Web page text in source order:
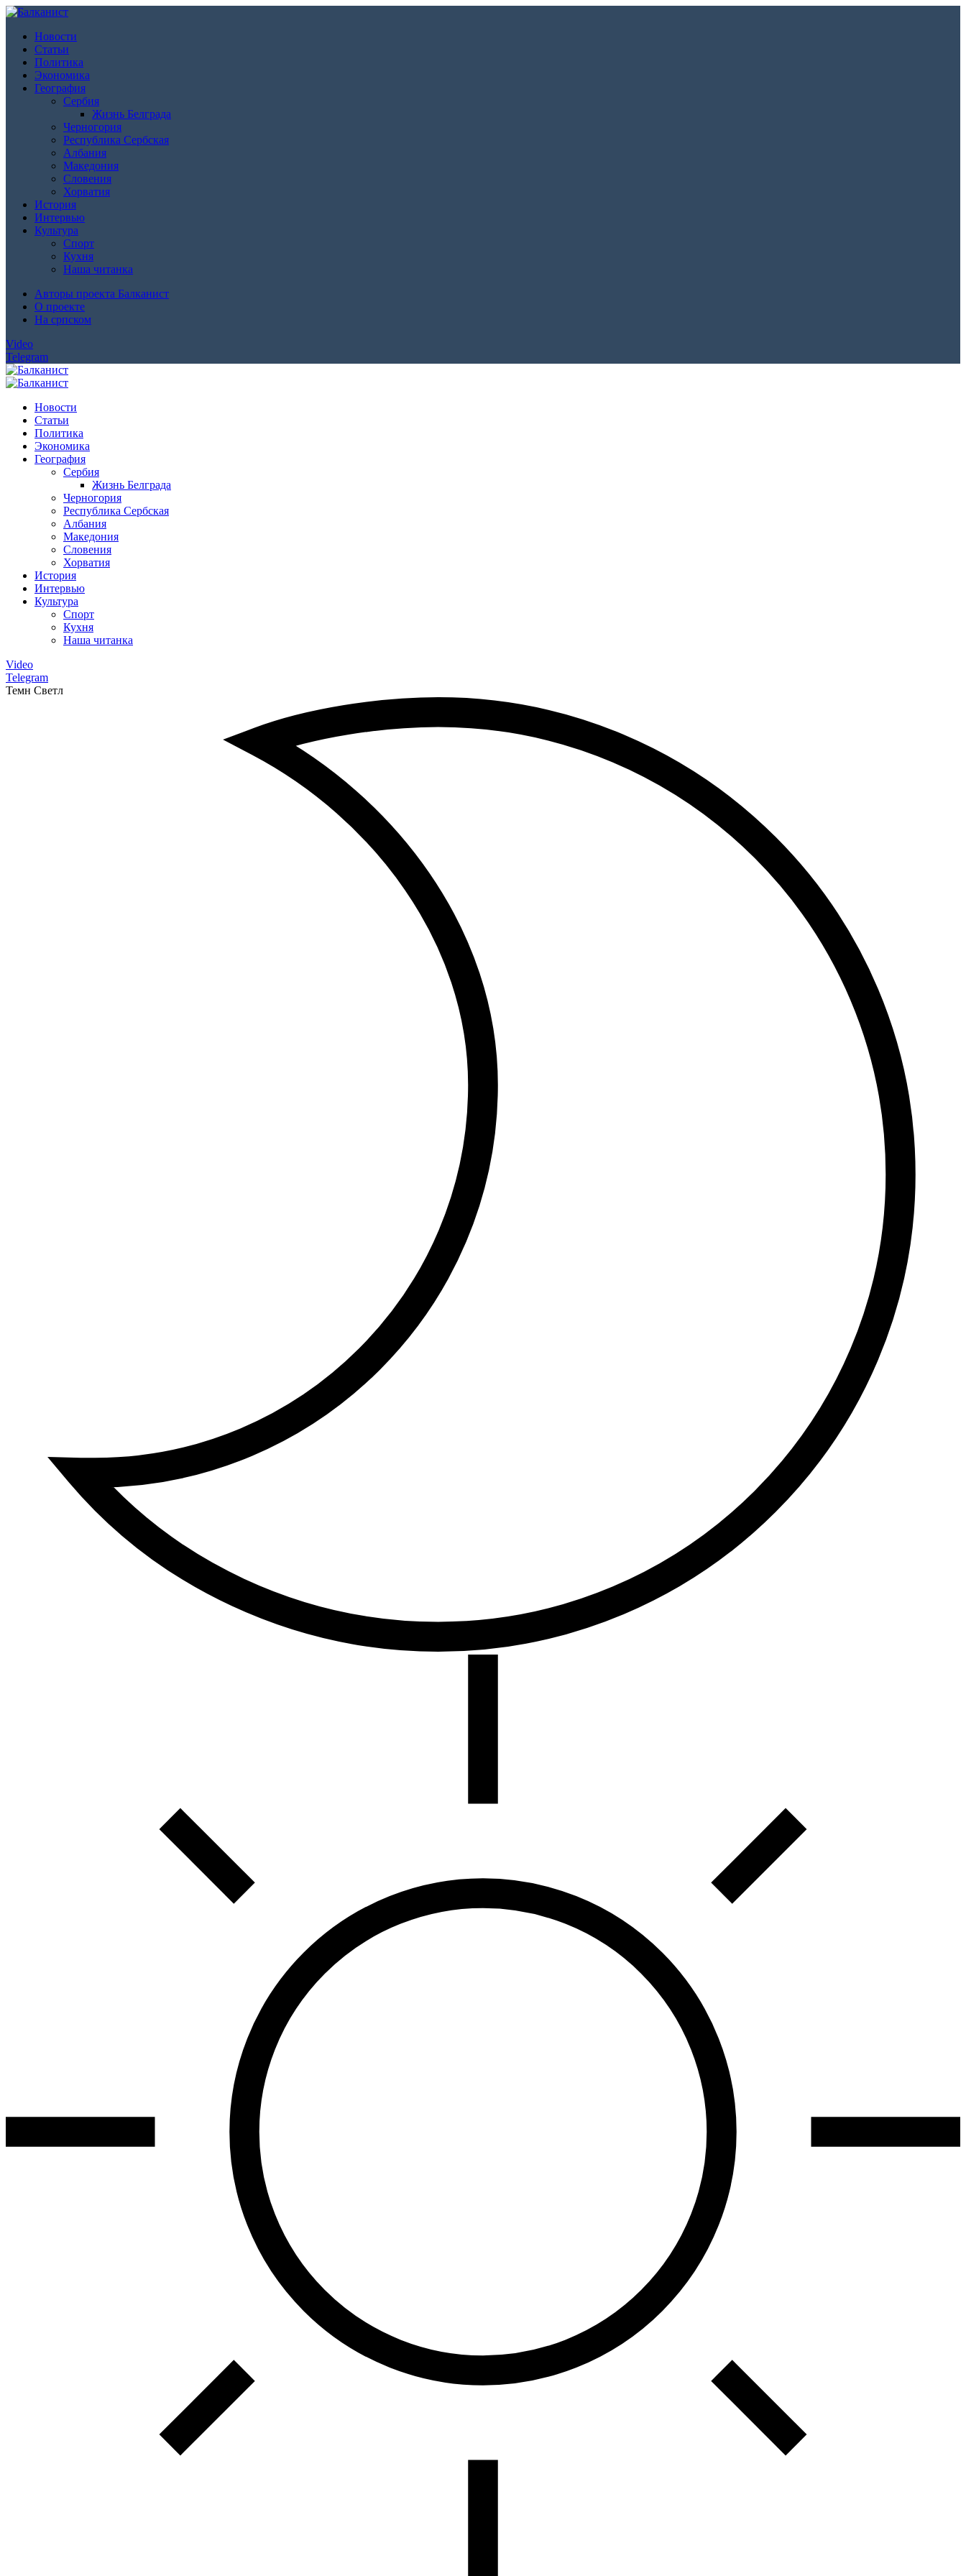
Новости
Статьи
Политика
Экономика
География
Сербия
Жизнь Белграда
Черногория
Республика Сербская
Албания
Македония
Словения
Хорватия
История
Интервью
Культура
Спорт
Кухня
Наша читанка
Авторы проекта Балканист
О проекте
На српском
Video
Telegram
Новости
Статьи
Политика
Экономика
География
Сербия
Жизнь Белграда
Черногория
Республика Сербская
Албания
Македония
Словения
Хорватия
История
Интервью
Культура
Спорт
Кухня
Наша читанка
Video
Telegram
Темн Светл